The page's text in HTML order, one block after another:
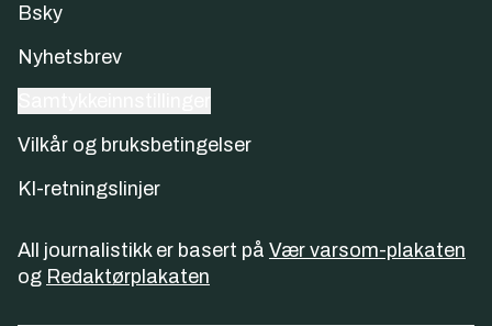
Bsky
Nyhetsbrev
Vilkår og bruksbetingelser
KI-retningslinjer
All journalistikk er basert på Vær varsom-plakaten
og Redaktørplakaten